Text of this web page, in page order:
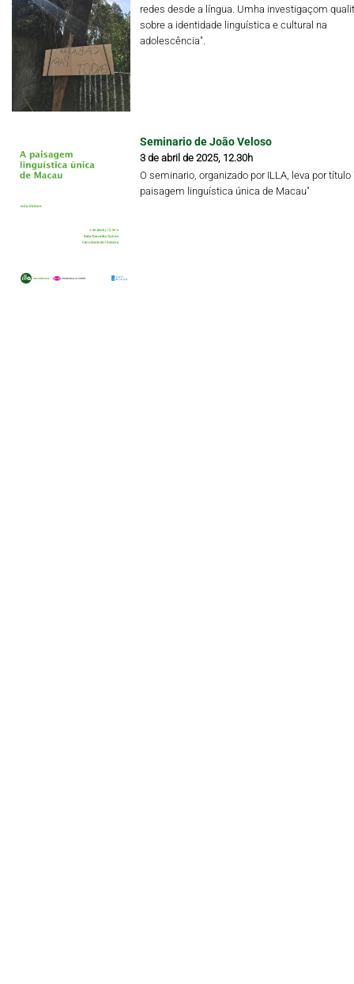
redes desde a língua. Umha investigaçom
sobre a identidade linguística e cultural na
adolescência".
Seminario de João Veloso
3 de abril de 2025, 12.30h
O seminario, organizado por ILLA, leva por título
paisagem linguística única de Macau"